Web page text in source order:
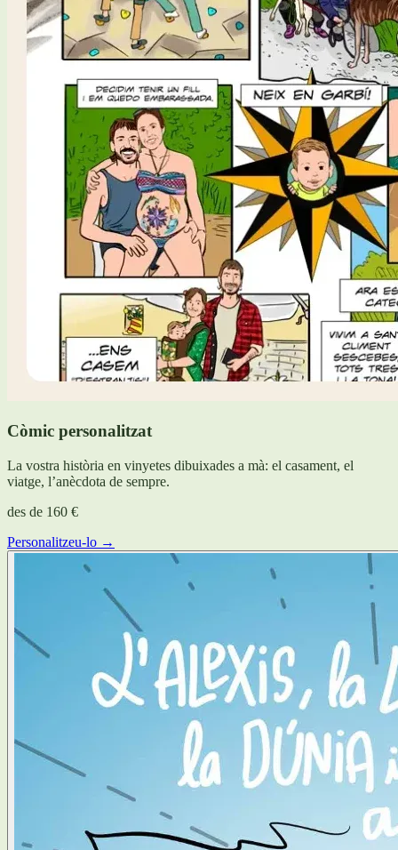
Còmic personalitzat
La vostra història en vinyetes dibuixades a mà: el casament, el
viatge, l’anècdota de sempre.
des de 160 €
Personalitzeu-lo →